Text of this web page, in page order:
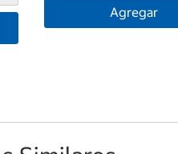
Agregar